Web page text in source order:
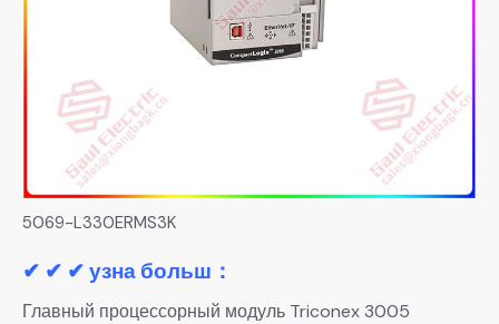
5069-L330ERMS3K
✔ ✔ ✔ узна больш：
Главный процессорный модуль Triconex 3005